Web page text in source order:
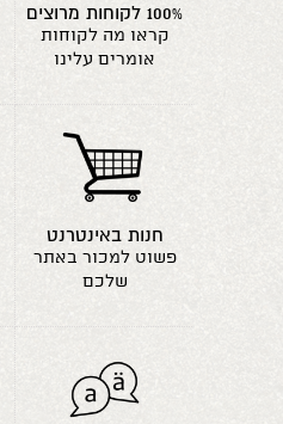
100% לקוחות מרוצים
קראו מה לקוחות
אומרים עלינו
חנות באינטרנט
פשוט למכור באתר
שלכם